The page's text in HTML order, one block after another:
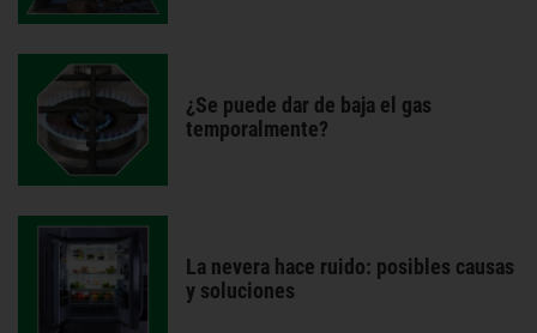
¿Se puede dar de baja el gas
temporalmente?
La nevera hace ruido: posibles causas
y soluciones